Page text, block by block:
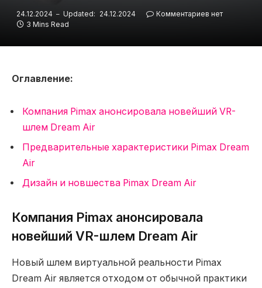
24.12.2024 Updated: 24.12.2024
Комментариев нет
3 Mins Read
Оглавление:
Компания Pimax анонсировала новейший VR-
шлем Dream Air
Предварительные характеристики Pimax Dream
Air
Дизайн и новшества Pimax Dream Air
Компания Pimax анонсировала
новейший VR-шлем Dream Air
Новый шлем виртуальной реальности Pimax
Dream Air является отходом от обычной практики